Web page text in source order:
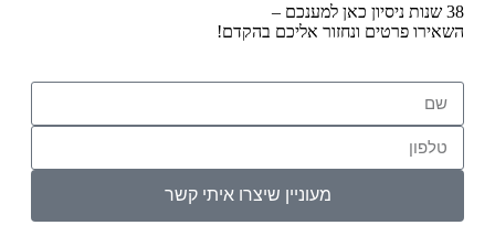
38 שנות ניסיון כאן למענכם –
השאירו פרטים ונחזור אליכם בהקדם!
מעוניין שיצרו איתי קשר